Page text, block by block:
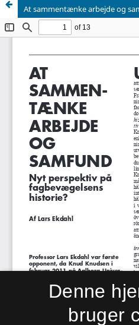
At sammentænke arbejde og
Denne
bruger